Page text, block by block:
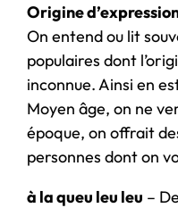
Origine
On entend ou lit
populaires dont
inconnue. Ainsi en
Moyen âge, on ne
époque, on offrait
personnes dont on
à la queu leu leu –